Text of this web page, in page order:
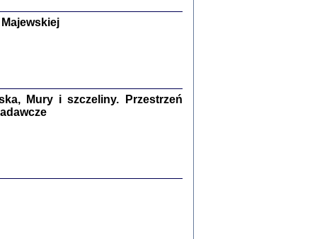
Warszawa 2018
Mury i szczeliny. Przestrzeń